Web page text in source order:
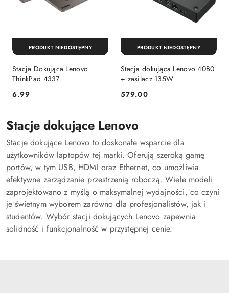
Stacja Dokująca Lenovo
ThinkPad 4337
Cena:
6.99
PRODUKT NIEDOSTĘPNY
Stacja dokująca Lenovo 40B0
+ zasilacz 135W
Cena:
579.00
PRODUKT NIEDOSTĘPNY
Stacje dokujące Lenovo
Stacje dokujące Lenovo to doskonałe wsparcie dla
użytkowników laptopów tej marki. Oferują szeroką gamę
portów, w tym USB, HDMI oraz Ethernet, co umożliwia
efektywne zarządzanie przestrzenią roboczą. Wiele modeli
zaprojektowano z myślą o maksymalnej wydajności, co czyni
je świetnym wyborem zarówno dla profesjonalistów, jak i
studentów. Wybór stacji dokujących Lenovo zapewnia
solidność i funkcjonalność w przystępnej cenie.